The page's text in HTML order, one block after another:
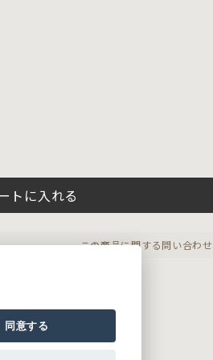
トに入れる
この商品に関する問い合わせ
心タンク。
同意する